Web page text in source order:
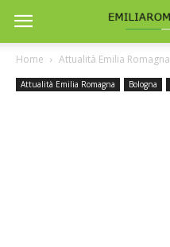
Home Attualità Emilia Romagna
Attualità Emilia Romagna Bologna